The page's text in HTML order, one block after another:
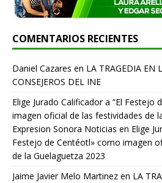
COMENTARIOS RECIENTES
Daniel Cazares en LA TRAGEDIA EN
CONSEJEROS DEL INE
Elige Jurado Calificador a “El Festejo
imagen oficial de las festividades de
Expresion Sonora Noticias en Elige
Festejo de Centéotl» como imagen
de la Guelaguetza 2023
Jaime Javier Melo Martinez en LA